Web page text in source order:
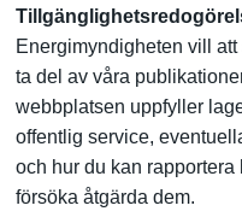
Energimyndigheten vill
ta del av våra
webbplatsen uppfyller
offentlig service,
och hur du kan
försöka åtgärda dem.